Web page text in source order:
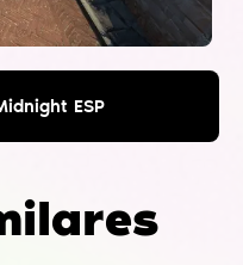
ESP